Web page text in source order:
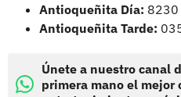
Antioqueñita Día: 8230
Antioqueñita Tarde:
Únete a nuestro canal
primera mano el mejor